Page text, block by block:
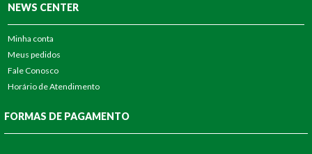
NEWS CENTER
Minha conta
Meus pedidos
Fale Conosco
Horário de Atendimento
FORMAS DE PAGAMENTO